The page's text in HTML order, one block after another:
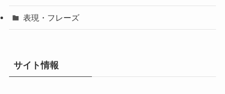
表現・フレーズ
サイト情報